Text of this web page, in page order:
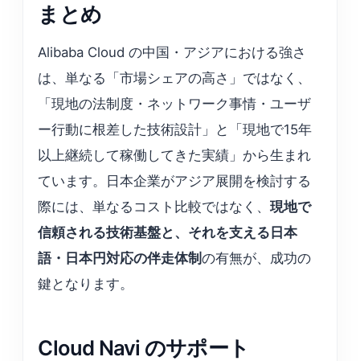
まとめ
Alibaba Cloud の中国・アジアにおける強さ
は、単なる「市場シェアの高さ」ではなく、
「現地の法制度・ネットワーク事情・ユーザ
ー行動に根差した技術設計」と「現地で15年
以上継続して稼働してきた実績」から生まれ
ています。日本企業がアジア展開を検討する
際には、単なるコスト比較ではなく、現地で
信頼される技術基盤と、それを支える日本
語・日本円対応の伴走体制の有無が、成功の
鍵となります。
Cloud Navi のサポート